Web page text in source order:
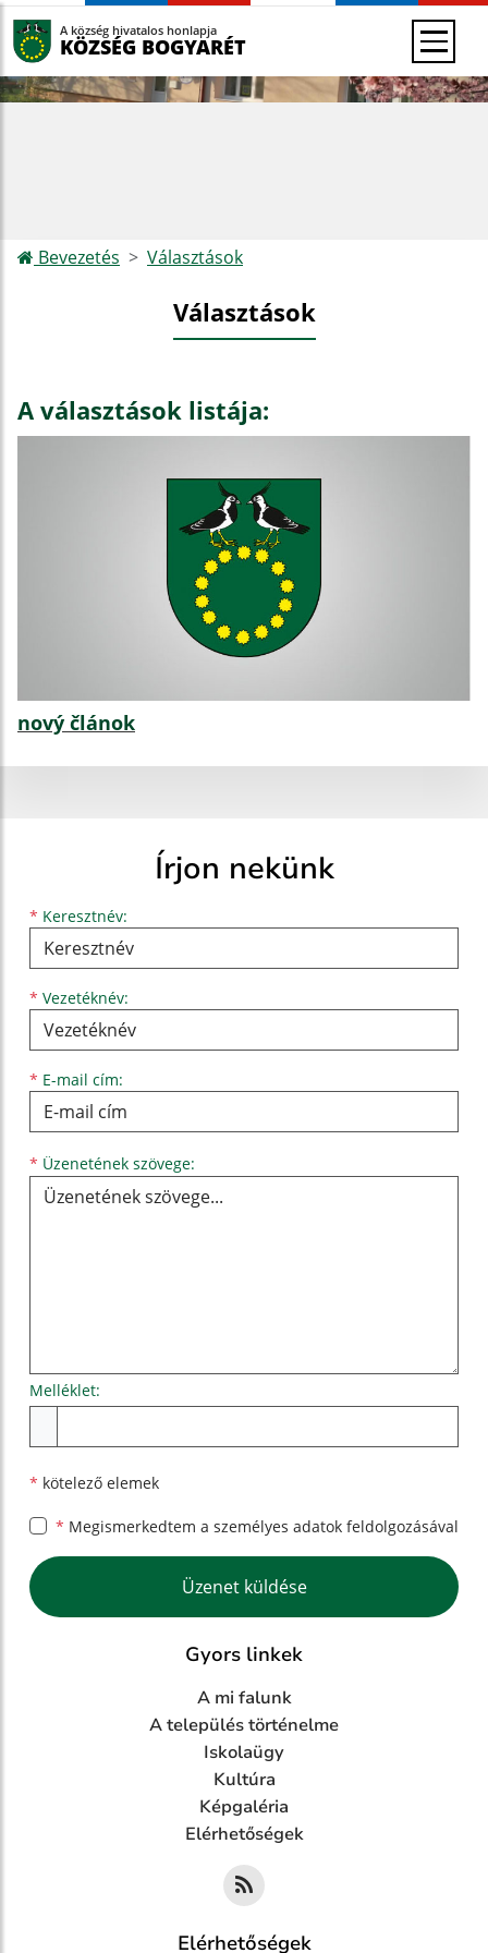
A község hivatalos honlapja
KÖZSÉG BOGYARÉT
Bevezetés Választások
Választások
A választások listája:
nový článok
Írjon nekünk
* Keresztnév:
Keresztnév
* Vezetéknév:
Vezetéknév
* E-mail cím:
E-mail cím
* Üzenetének szövege:
Melléklet:
* kötelező elemek
* Megismerkedtem a személyes adatok feldolgozásával
Google reCaptcha Response
Üzenet küldése
Gyors linkek
A mi falunk
A település történelme
Iskolaügy
Kultúra
Képgaléria
Elérhetőségek
Elérhetőségek